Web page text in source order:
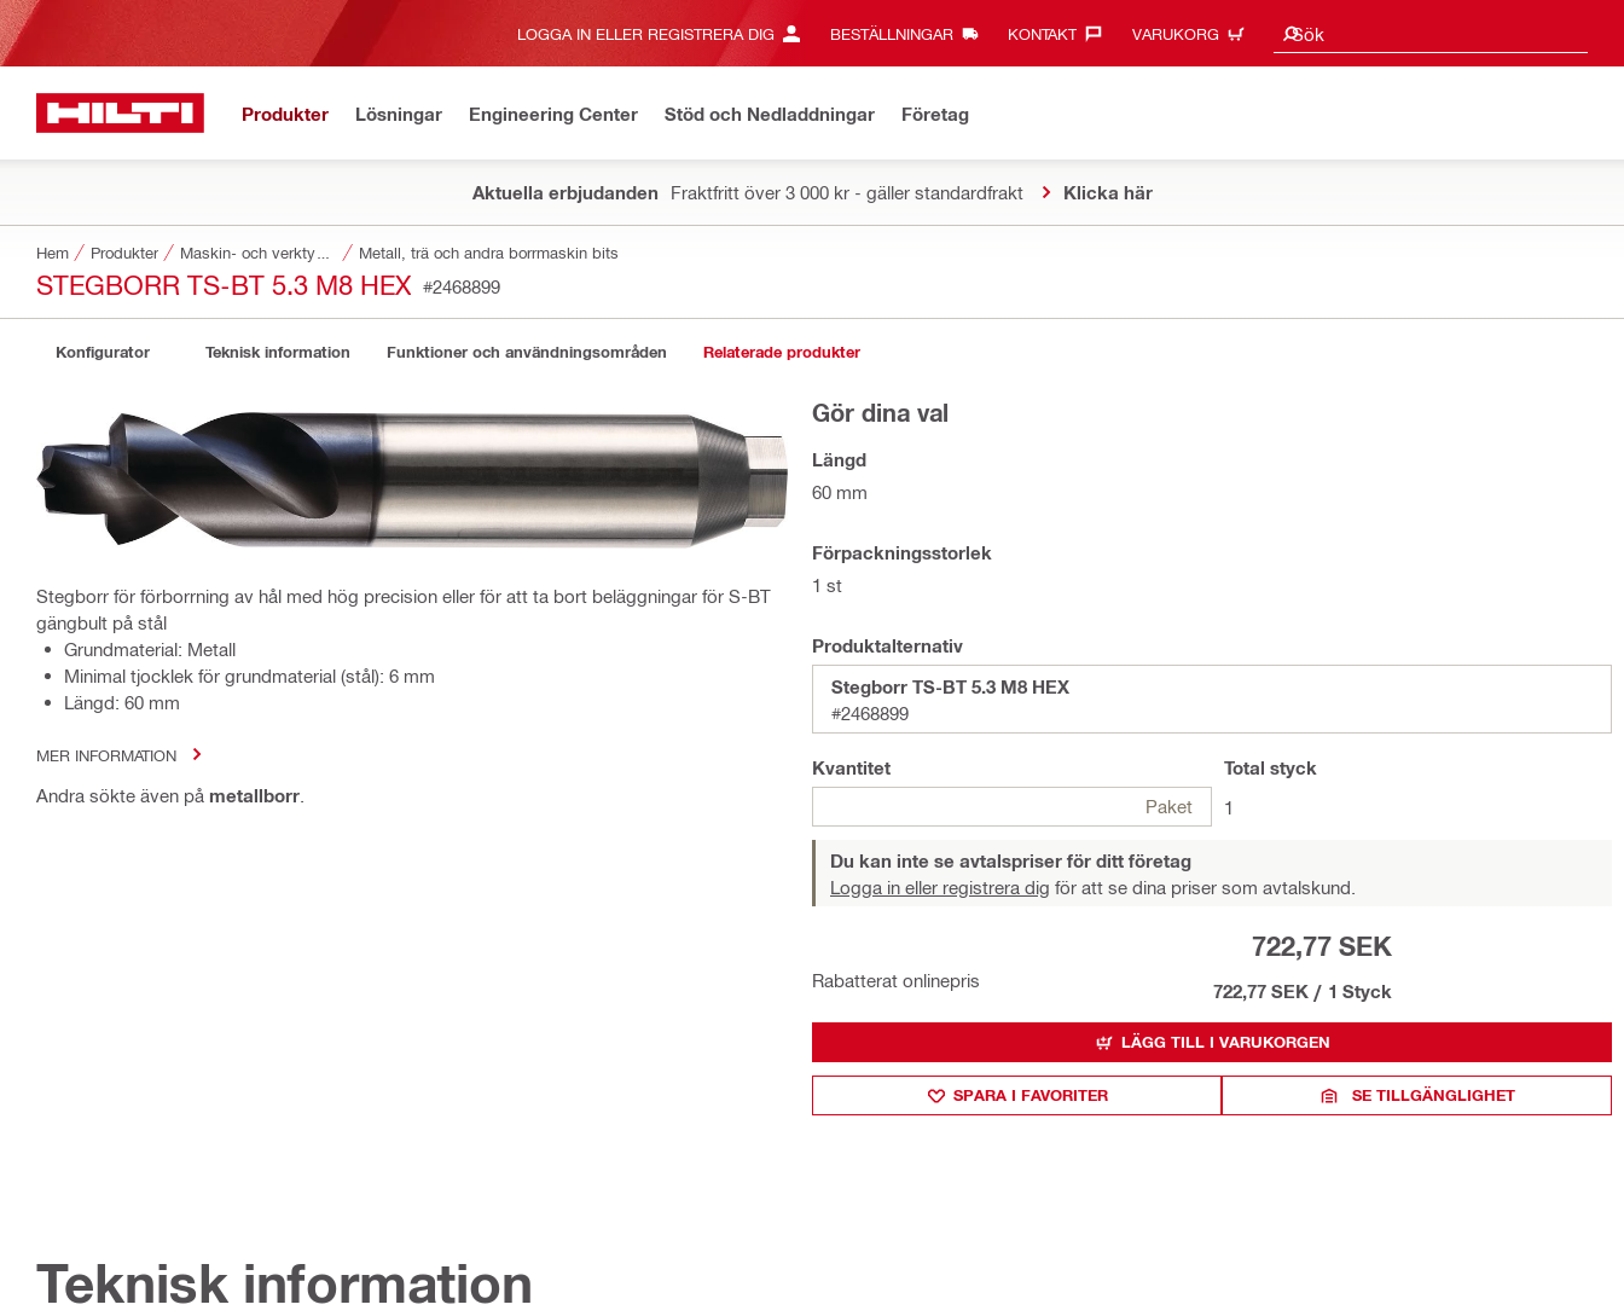
LOGGA IN ELLER REGISTRERA DIG BESTÄLLNINGAR KONTAKT‎ VARUKORG Sök
Sökförslag
Produkter Lösningar Engineering Center Stöd och Nedladdningar Företag
Aktuella erbjudanden Fraktfritt över 3 000 kr - gäller standardfrakt Klicka här
Hem Produkter Metall, trä och andra borrmaskin bits
STEGBORR TS-BT 5.3 M8 HEX #2468899
Konfigurator Teknisk information Funktioner och användningsområden Relaterade produkter
Stegborr för förborrning av hål med hög precision eller för att ta bort beläggningar för S-BT
gängbult på stål
Grundmaterial: Metall
Minimal tjocklek för grundmaterial (stål): 6 mm
Längd: 60 mm
MER INFORMATION
Andra sökte även på metallborr
Gör dina val
Längd
60 mm
Förpackningsstorlek
1 st
Produktalternativ
Stegborr TS-BT 5.3 M8 HEX
#2468899
Kvantitet
Paket
Total styck
1
Du kan inte se avtalspriser för ditt företag
Logga in eller registrera dig för att se dina priser som avtalskund.
Rabatterat onlinepris
722,77 SEK
722,77 SEK / 1 Styck
LÄGG TILL I VARUKORGEN
SPARA I FAVORITER SE TILLGÄNGLIGHET
Teknisk information